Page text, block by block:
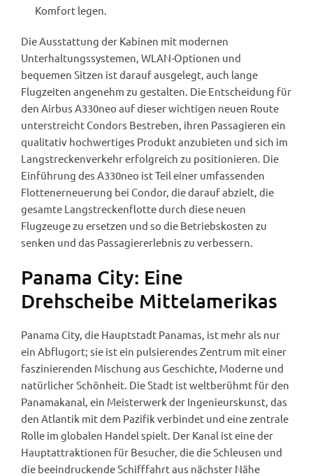
Komfort legen.
Die Ausstattung der Kabinen mit modernen
Unterhaltungssystemen, WLAN-Optionen und
bequemen Sitzen ist darauf ausgelegt, auch lange
Flugzeiten angenehm zu gestalten. Die Entscheidung für
den Airbus A330neo auf dieser wichtigen neuen Route
unterstreicht Condors Bestreben, ihren Passagieren ein
qualitativ hochwertiges Produkt anzubieten und sich im
Langstreckenverkehr erfolgreich zu positionieren. Die
Einführung des A330neo ist Teil einer umfassenden
Flottenerneuerung bei Condor, die darauf abzielt, die
gesamte Langstreckenflotte durch diese neuen
Flugzeuge zu ersetzen und so die Betriebskosten zu
senken und das Passagiererlebnis zu verbessern.
Panama City: Eine
Drehscheibe Mittelamerikas
Panama City, die Hauptstadt Panamas, ist mehr als nur
ein Abflugort; sie ist ein pulsierendes Zentrum mit einer
faszinierenden Mischung aus Geschichte, Moderne und
natürlicher Schönheit. Die Stadt ist weltberühmt für den
Panamakanal, ein Meisterwerk der Ingenieurskunst, das
den Atlantik mit dem Pazifik verbindet und eine zentrale
Rolle im globalen Handel spielt. Der Kanal ist eine der
Hauptattraktionen für Besucher, die die Schleusen und
die beeindruckende Schifffahrt aus nächster Nähe